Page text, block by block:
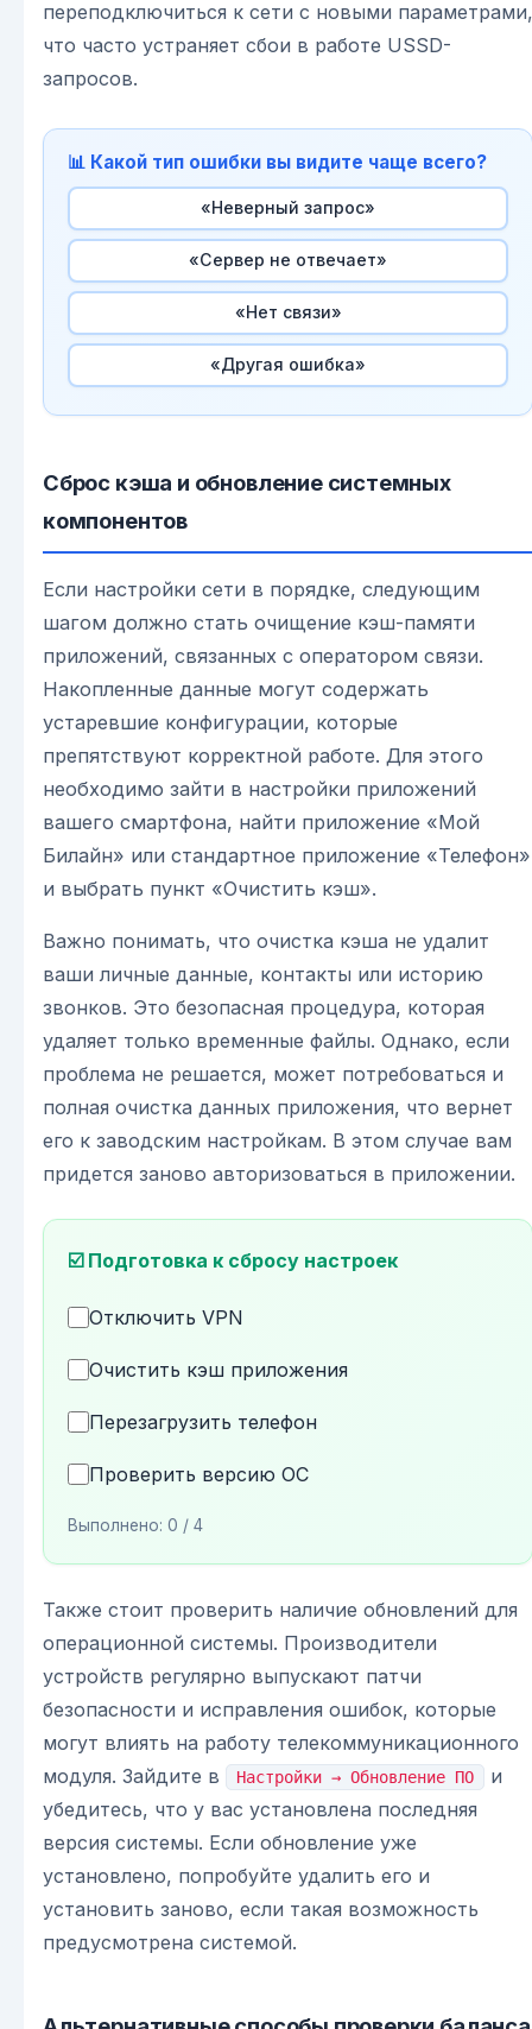
переподключиться к сети с новыми параметрами,
что часто устраняет сбои в работе USSD-
запросов.
📊 Какой тип ошибки вы видите чаще всего?
«Неверный запрос»
«Сервер не отвечает»
«Нет связи»
«Другая ошибка»
Сброс кэша и обновление системных
компонентов
Если настройки сети в порядке, следующим
шагом должно стать очищение кэш-памяти
приложений, связанных с оператором связи.
Накопленные данные могут содержать
устаревшие конфигурации, которые
препятствуют корректной работе. Для этого
необходимо зайти в настройки приложений
вашего смартфона, найти приложение «Мой
Билайн» или стандартное приложение «Телефон»
и выбрать пункт «Очистить кэш».
Важно понимать, что очистка кэша не удалит
ваши личные данные, контакты или историю
звонков. Это безопасная процедура, которая
удаляет только временные файлы. Однако, если
проблема не решается, может потребоваться и
полная очистка данных приложения, что вернет
его к заводским настройкам. В этом случае вам
придется заново авторизоваться в приложении.
☑️ Подготовка к сбросу настроек
Отключить VPN
Очистить кэш приложения
Перезагрузить телефон
Проверить версию ОС
Выполнено: 0 / 4
Также стоит проверить наличие обновлений для
операционной системы. Производители
устройств регулярно выпускают патчи
безопасности и исправления ошибок, которые
могут влиять на работу телекоммуникационного
модуля. Зайдите в
Настройки → Обновление ПО
и
убедитесь, что у вас установлена последняя
версия системы. Если обновление уже
установлено, попробуйте удалить его и
установить заново, если такая возможность
предусмотрена системой.